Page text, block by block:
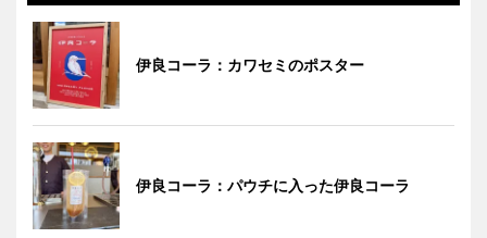
伊良コーラ：カワセミのポスター
伊良コーラ：パウチに入った伊良コーラ